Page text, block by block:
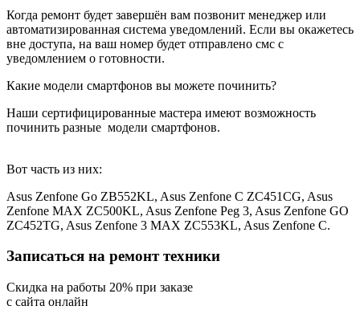
Когда ремонт будет завершён вам позвонит менеджер или
автоматизированная система уведомлений. Если вы окажетесь
вне доступа, на ваш номер будет отправлено смс с
уведомлением о готовности.
Какие модели смартфонов вы можете починить?
Наши сертифицированные мастера имеют возможность
починить разные модели смартфонов.
Вот часть из них:
Asus Zenfone Go ZB552KL, Asus Zenfone C ZC451CG, Asus
Zenfone MAX ZC500KL, Asus Zenfone Peg 3, Asus Zenfone GO
ZC452TG, Asus Zenfone 3 MAX ZC553KL, Asus Zenfone C.
Записаться на ремонт техники
Cкидка на работы 20% при заказе
с сайта онлайн